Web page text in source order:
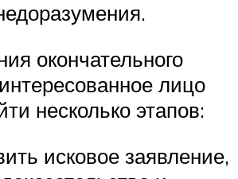
окончательного
лицо
несколько этапов:
исковое заявление,